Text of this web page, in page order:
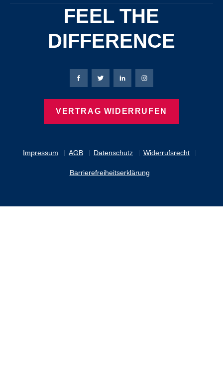
FEEL THE
DIFFERENCE
Impressum AGB Datenschutz Widerrufsrecht
Barrierefreiheitserklärung
Bierbaum-Proenen Facebook-Seite
Bierbaum-Proenen Twitter Seite
Bierbaum-Proenen LinkedIn
Bierbaum-Proenen
VERTRAG WIDERRUFEN